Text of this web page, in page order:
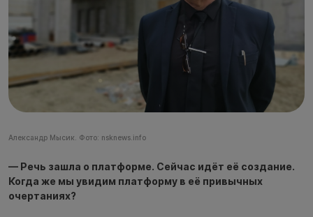
Александр Мысик. Фото: nsknews.info
— Речь зашла о платформе. Сейчас идёт её создание.
Когда же мы увидим платформу в её привычных
очертаниях?